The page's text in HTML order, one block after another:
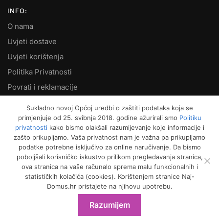
INFO:
O nama
Uvjeti dostave
Uvjeti korištenja
Politika Privatnosti
Povrati i reklamacije
MOJ RAČUN:
Moje narudžbe
Kako naručiti
Način plaćanja
Garancija kvalitete
Sukladno novoj Općoj uredbi o zaštiti podataka koja se
primjenjuje od 25. svibnja 2018. godine ažurirali smo Politiku
privatnostikako bismo olakšali razumijevanje koje informacije i
zašto prikupljamo. Vaša privatnost nam je važna pa prikupljamo
podatke potrebne isključivo za online naručivanje. Da bismo
poboljšali korisničko iskustvo prilikom pregledavanja stranica,
ova stranica na vaše računalo sprema malu funkcionalnih i
statističkih kolačića (cookies). Korištenjem stranice Naj-
Domus.hr pristajete na njihovu upotrebu.
Razumijem